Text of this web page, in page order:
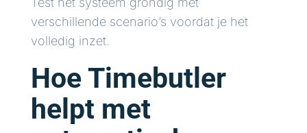
verschillende scenario’s voordat je het
volledig inzet.
Hoe Timebutler
helpt met